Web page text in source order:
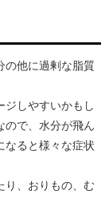
の他に過剰な脂質
ジしやすいかもし
ので、水分が飛ん
なると様々な症状
り、おりもの、む